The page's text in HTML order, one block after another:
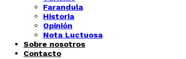
Farandula
Historia
Opinión
Nota Luctuosa
Sobre nosotros
Contacto